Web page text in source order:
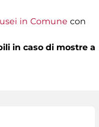
in Comune con
in caso di mostre a